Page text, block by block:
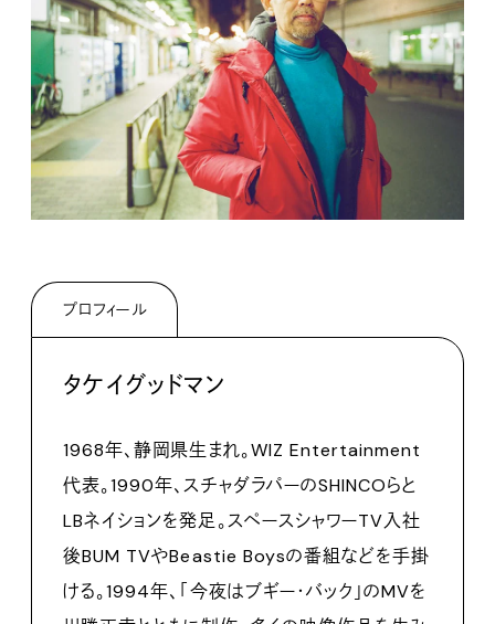
プロフィール
タケイグッドマン
1968年、静岡県生まれ。WIZ Entertainment
代表。1990年、スチャダラパーのSHINCOらと
LBネイションを発足。スペースシャワーTV入社
後BUM TVやBeastie Boysの番組などを手掛
ける。1994年、「今夜はブギー・バック」のMVを